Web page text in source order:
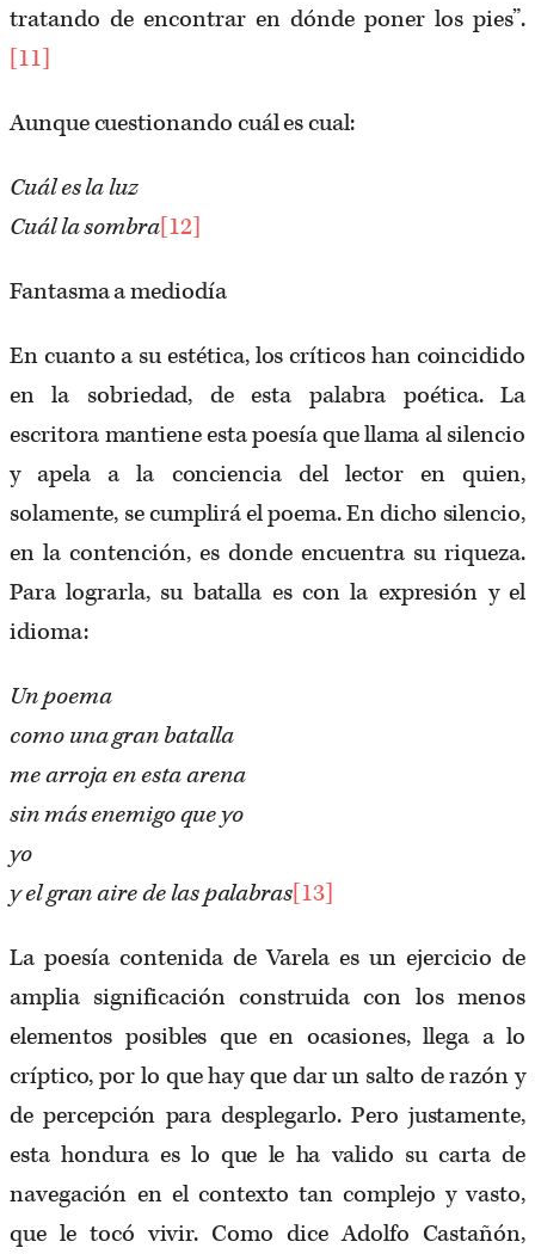
tratando de encontrar en dónde poner los pies”.
[11]
Aunque cuestionando cuál es cual:
Cuál es la luz
Cuál la sombra[12]
Fantasma a mediodía
En cuanto a su estética, los críticos han coincidido
en la sobriedad, de esta palabra poética. La
escritora mantiene esta poesía que llama al silencio
y apela a la conciencia del lector en quien,
solamente, se cumplirá el poema. En dicho silencio,
en la contención, es donde encuentra su riqueza.
Para lograrla, su batalla es con la expresión y el
idioma:
Un poema
como una gran batalla
me arroja en esta arena
sin más enemigo que yo
yo
y el gran aire de las palabras[13]
La poesía contenida de Varela es un ejercicio de
amplia significación construida con los menos
elementos posibles que en ocasiones, llega a lo
críptico, por lo que hay que dar un salto de razón y
de percepción para desplegarlo. Pero justamente,
esta hondura es lo que le ha valido su carta de
navegación en el contexto tan complejo y vasto,
que le tocó vivir. Como dice Adolfo Castañón,